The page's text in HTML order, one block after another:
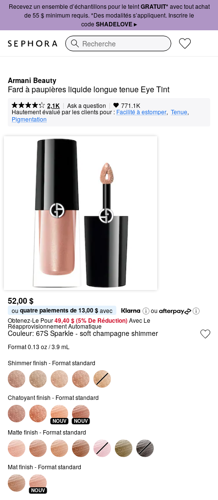
Recevez un ensemble d’échantillons pour le teintGRATUIT*avec tout achat
de 55 $ minimum requis. *Des modalités s’appliquent. Inscrire le
code SHADELOVE ▸
Recherche
Armani Beauty
Fard à paupières liquide longue tenue Eye Tint
2,1K | Ask a question | 771.1K
Hautement évalué par les clients pour : Facilité à estomper, Tenue,
Pigmentation
52,00 $
ou quatre paiements de 13,00 $ avec
ou
Obtenez-Le Pour49,40 $ (5% De Réduction) Avec Le
Réapprovisionnement Automatique
Couleur: 67S Sparkle - soft champagne shimmer
Format 0.13 oz / 3.9 mL
Shimmer finish - Format standard
Chatoyant finish - Format standard
NOUV NOUV
Matte finish - Format standard
Mat finish - Format standard
NOUV